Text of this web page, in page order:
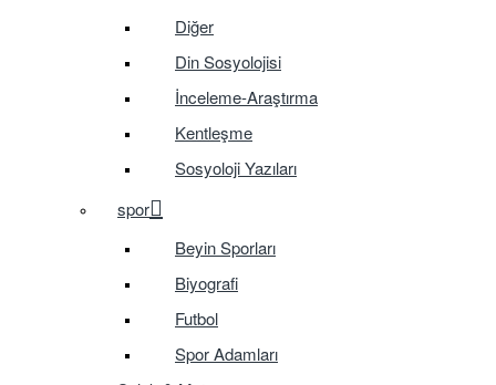
Diğer
Din Sosyolojisi
İnceleme-Araştırma
Kentleşme
Sosyoloji Yazıları
spor
Beyin Sporları
Biyografi
Futbol
Spor Adamları